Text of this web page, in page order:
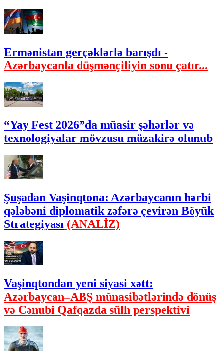
Ermənistan gerçəklərlə barışdı -
Azərbaycanla düşmənçiliyin sonu çatır...
“Yay Fest 2026”da müasir şəhərlər və
texnologiyalar mövzusu müzakirə olunub
Şuşadan Vaşinqtona: Azərbaycanın hərbi
qələbəni diplomatik zəfərə çevirən Böyük
Strategiyası (ANALİZ)
Vaşinqtondan yeni siyasi xətt:
Azərbaycan–ABŞ münasibətlərində dönüş
və Cənubi Qafqazda sülh perspektivi